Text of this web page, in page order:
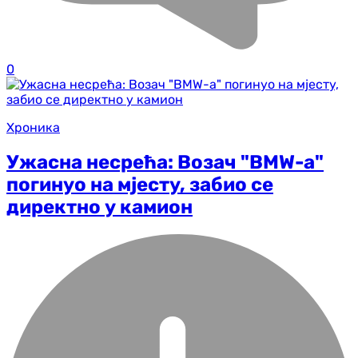
0
Хроника
Ужасна несрећа: Возач "BMW-а"
погинуо на мјесту, забио се
директно у камион